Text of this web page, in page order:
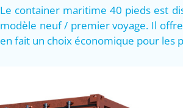
Le container maritime 40 pieds est
modèle neuf / premier voyage. Il
en fait un choix économique pour les